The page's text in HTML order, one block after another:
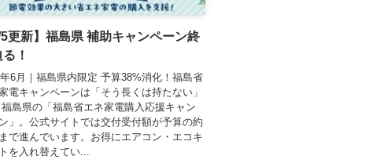
5更新】福島県 補助キャンペーン終
！
6月｜福島県内限定 予算38%消化！福島省
電キャンペーンは「そう長くは持たない」
島県の「福島省エネ家電購入応援キャン
」。公式サイトでは交付受付額が予算の約
で進んでいます。お得にエアコン・エコキ
を入れ替えてい...